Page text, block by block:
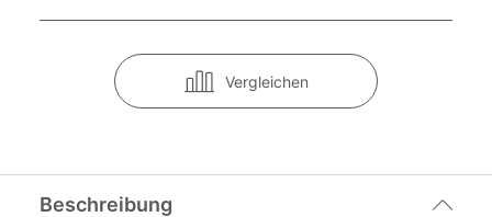
Vergleichen
Beschreibung